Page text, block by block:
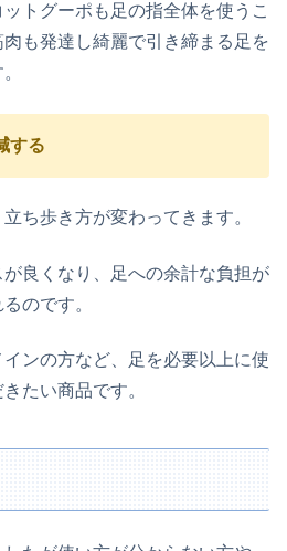
トグーポも足の指全体を使うこ
も発達し綺麗で引き締まる足を
する
ち歩き方が変わってきます。
良くなり、足への余計な負担が
のです。
ンの方など、足を必要以上に使
たい商品です。